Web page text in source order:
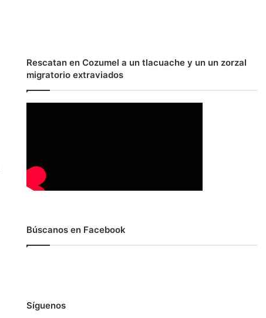
Rescatan en Cozumel a un tlacuache y un un zorzal
migratorio extraviados
Búscanos en Facebook
Síguenos